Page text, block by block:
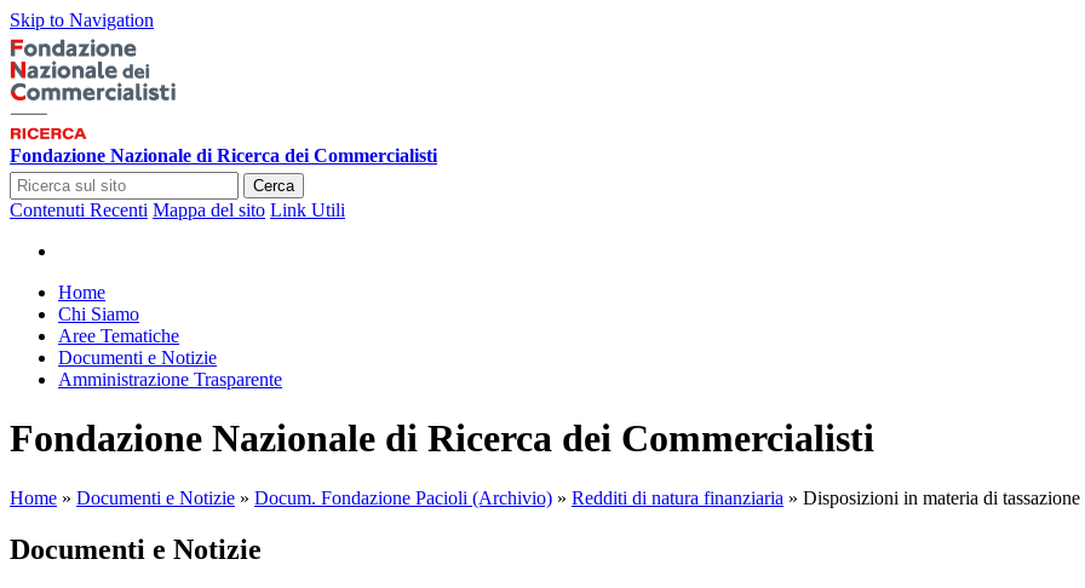
Skip to Navigation
Fondazione Nazionale di Ricerca dei Commercialisti
Cerca
Contenuti Recenti Mappa del sito Link Utili
Home
Chi Siamo
Aree Tematiche
Documenti e Notizie
Amministrazione Trasparente
Fondazione Nazionale di Ricerca dei Commercialisti
Home » Documenti e Notizie » Docum. Fondazione Pacioli (Archivio) » Redditi di natura finanziaria » Disposizioni in materia di
Documenti e Notizie